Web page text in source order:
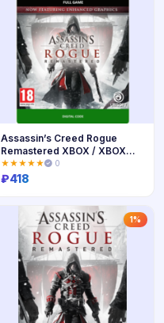
Купить
Assassin’s Creed Rogue
Remastered XBOX / XBOX
S|X 🔑
★★★★★ 0
₽418
1%